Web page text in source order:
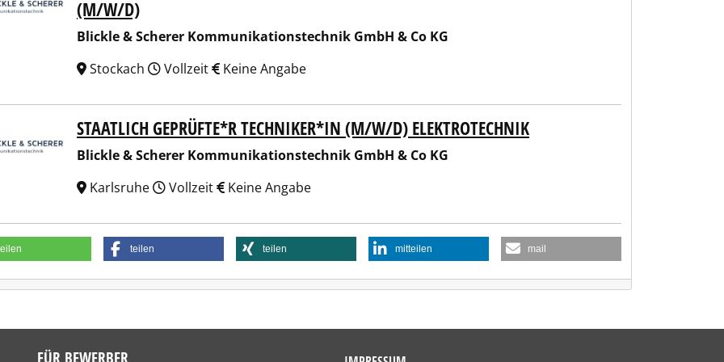
(M/W/D)
Blickle & Scherer Kommunikationstechnik GmbH & Co KG
Stockach
Vollzeit Keine Angabe
& Scherer Kommunikationstechnik GmbH & Co KG
STAATLICH GEPRÜFTE*R TECHNIKER*IN (M/W/D) ELEKTROTECHNIK
Blickle & Scherer Kommunikationstechnik GmbH & Co KG
Karlsruhe
Vollzeit Keine Angabe
teilen teilen mitteilen mail
FÜR BEWERBER